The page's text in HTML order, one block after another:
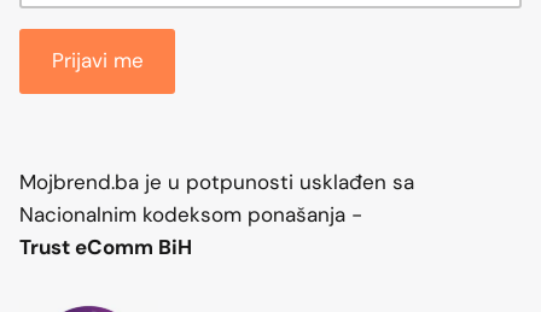
Prijavi me
Mojbrend.ba je u potpunosti usklađen sa
Nacionalnim kodeksom ponašanja -
Trust eComm BiH